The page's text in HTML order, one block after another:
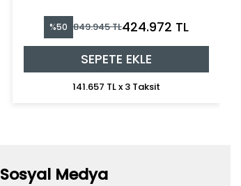
%50 849.945 TL424.972 TL
SEPETE EKLE
141.657 TL x 3 Taksit
Sosyal Medya